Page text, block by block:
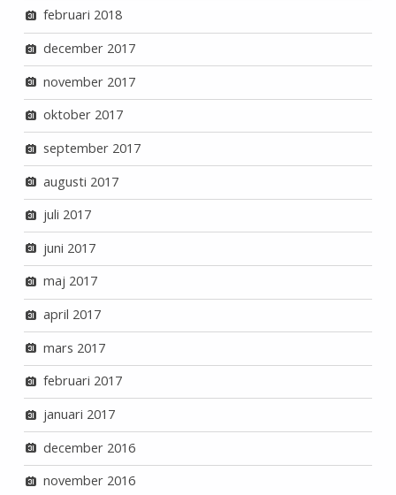
februari 2018
december 2017
november 2017
oktober 2017
september 2017
augusti 2017
juli 2017
juni 2017
maj 2017
april 2017
mars 2017
februari 2017
januari 2017
december 2016
november 2016